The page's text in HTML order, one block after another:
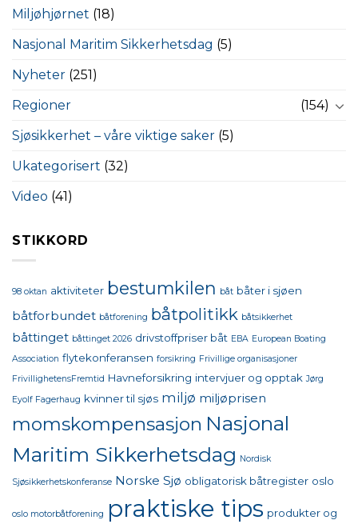
Miljøhjørnet (18)
Nasjonal Maritim Sikkerhetsdag (5)
Nyheter (251)
Regioner
(154)
Sjøsikkerhet – våre viktige saker (5)
Ukategorisert (32)
Video (41)
STIKKORD
98 oktan aktiviteter bestumkilen båt båter i sjøen
båtforbundet båtforening båtpolitikk båtsikkerhet
båttinget båttinget 2026 drivstoffpriser båt EBA European Boating
Association flytekonferansen forsikring Frivillige organisasjoner
FrivillighetensFremtid Havneforsikring intervjuer og opptak Jørg
Eyolf Fagerhaug kvinner til sjøs miljø miljøprisen
momskompensasjon Nasjonal
Maritim Sikkerhetsdag Nordisk
Sjøsikkerhetskonferanse Norske Sjø obligatorisk båtregister oslo
oslo motorbåtforening praktiske tips produkter og